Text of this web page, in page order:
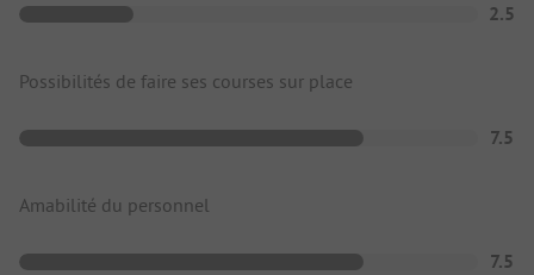
2.5
Possibilités de faire ses courses sur place
7.5
Amabilité du personnel
7.5